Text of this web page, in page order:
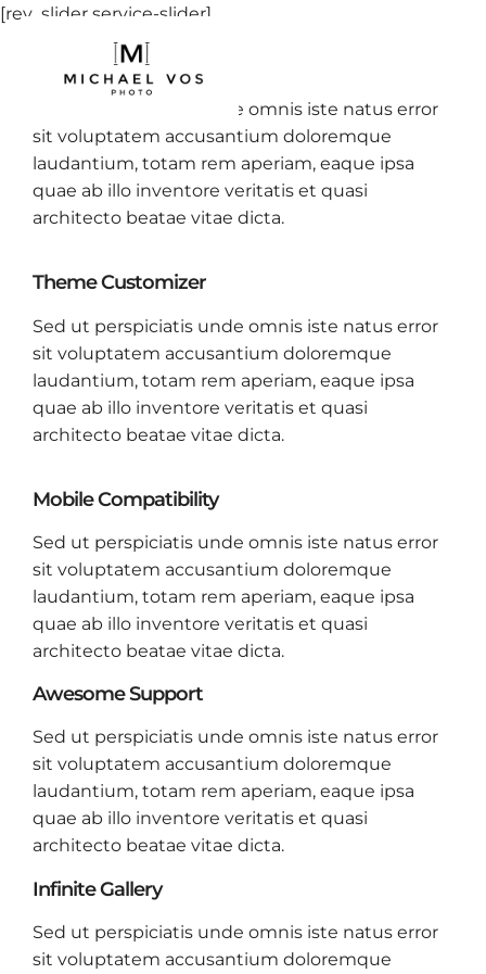
[rev_slider service-slider]
Responsive Layout
Sed ut perspiciatis unde omnis iste natus error
sit voluptatem accusantium doloremque
laudantium, totam rem aperiam, eaque ipsa
quae ab illo inventore veritatis et quasi
architecto beatae vitae dicta.
Theme Customizer
Sed ut perspiciatis unde omnis iste natus error
sit voluptatem accusantium doloremque
laudantium, totam rem aperiam, eaque ipsa
quae ab illo inventore veritatis et quasi
architecto beatae vitae dicta.
Mobile Compatibility
Sed ut perspiciatis unde omnis iste natus error
sit voluptatem accusantium doloremque
laudantium, totam rem aperiam, eaque ipsa
quae ab illo inventore veritatis et quasi
architecto beatae vitae dicta.
Awesome Support
Sed ut perspiciatis unde omnis iste natus error
sit voluptatem accusantium doloremque
laudantium, totam rem aperiam, eaque ipsa
quae ab illo inventore veritatis et quasi
architecto beatae vitae dicta.
Infinite Gallery
Sed ut perspiciatis unde omnis iste natus error
sit voluptatem accusantium doloremque